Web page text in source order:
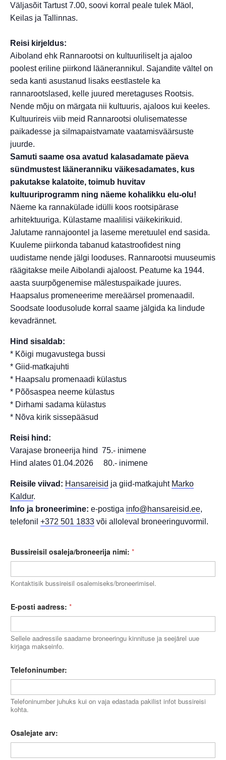
Väljasõit Tartust 7.00, soovi korral peale tulek Mäol,
Keilas ja Tallinnas.
Reisi kirjeldus:
Aiboland ehk Rannarootsi on kultuuriliselt ja ajaloo
poolest eriline piirkond läänerannikul. Sajandite vältel on
seda kanti asustanud lisaks eestlastele ka
rannarootslased, kelle juured meretaguses Rootsis.
Nende mõju on märgata nii kultuuris, ajaloos kui keeles.
Kultuurireis viib meid Rannarootsi olulisematesse
paikadesse ja silmapaistvamate vaatamisväärsuste
juurde.
Samuti saame osa avatud kalasadamate päeva
sündmustest lääneranniku väikesadamates, kus
pakutakse kalatoite, toimub huvitav
kultuuriprogramm ning näeme kohalikku elu-olu!
Näeme ka rannakülade idülli koos rootsipärase
arhitektuuriga. Külastame maalilisi väikekirikuid.
Jalutame rannajoontel ja laseme meretuulel end sasida.
Kuuleme piirkonda tabanud katastroofidest ning
uudistame nende jälgi looduses. Rannarootsi muuseumis
räägitakse meile Aibolandi ajaloost. Peatume ka 1944.
aasta suurpõgenemise mälestuspaikade juures.
Haapsalus promeneerime mereäärsel promenaadil.
Soodsate loodusolude korral saame jälgida ka lindude
kevadrännet.
Hind sisaldab:
* Kõigi mugavustega bussi
* Giid-matkajuhti
* Haapsalu promenaadi külastus
* Põõsaspea neeme külastus
* Dirhami sadama külastus
* Nõva kirik sissepääsud
Reisi hind:
Varajase broneerija hind 75.- inimene
Hind alates 01.04.2026 80.- inimene
Reisile viivad: Hansareisid ja giid-matkajuht Marko
Kaldur.
Info ja broneerimine: e-postiga info@hansareisid.ee,
telefonil +372 501 1833 või alloleval broneeringuvormil.
Bussireisil osaleja/broneerija nimi: *
Kontaktisik bussireisil osalemiseks/broneerimisel.
E-posti aadress: *
Sellele aadressile saadame broneeringu kinnituse ja seejärel uue
kirjaga makseinfo.
Telefoninumber:
Telefoninumber juhuks kui on vaja edastada pakilist infot bussireisi
kohta.
Osalejate arv: